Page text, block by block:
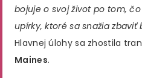
bojuje o svoj život po tom,
upírky, ktoré sa snažia
Hlavnej úlohy sa zhostila
Maines.